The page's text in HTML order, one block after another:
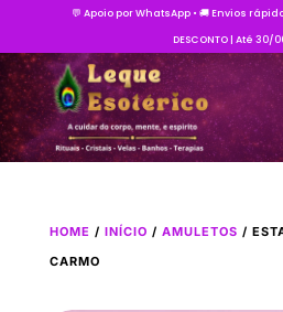
💬 Apoio por WhatsApp • 🚚 Envios
DESCONTO | Até 30/
HOME / INÍCIO / AMULETOS /
CARMO